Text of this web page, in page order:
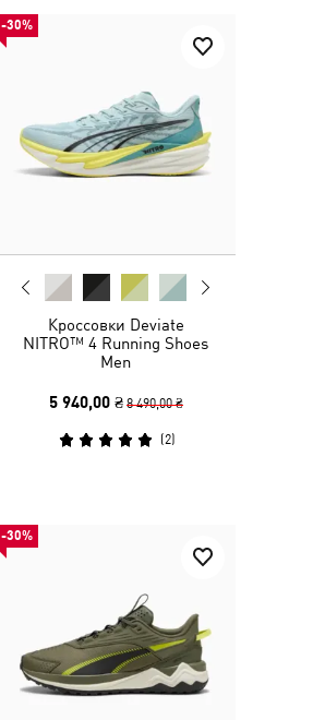
-30%
Кроссовки Deviate
NITRO™ 4 Running Shoes
Men
5 940,00 ₴ 8 490,00 ₴
(2)
-30%